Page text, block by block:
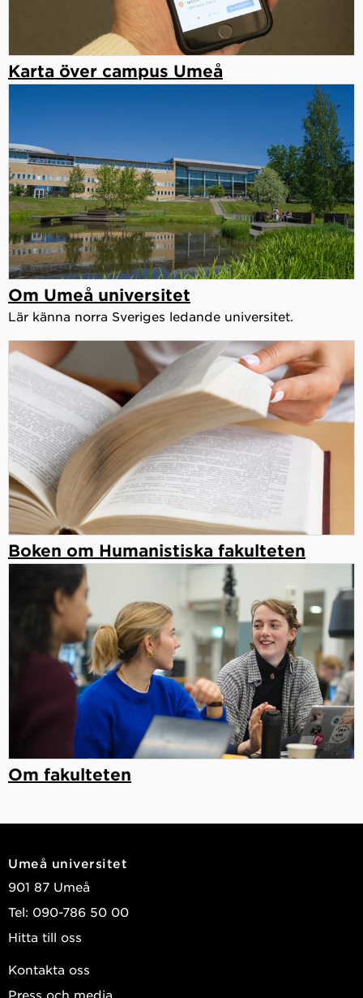
Karta över campus Umeå
Om Umeå universitet
Lär känna norra Sveriges ledande universitet.
Boken om Humanistiska fakulteten
Om fakulteten
Umeå universitet
901 87 Umeå
Tel: 090-786 50 00
Hitta till oss
Kontakta oss
Press och media